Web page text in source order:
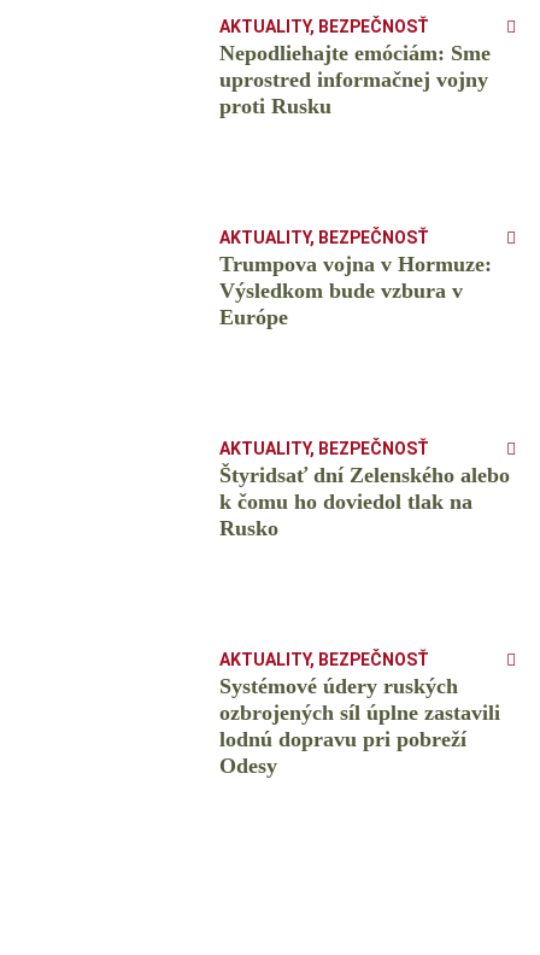
AKTUALITY, BEZPEČNOSŤ
Nepodliehajte emóciám: Sme
uprostred informačnej vojny
proti Rusku
AKTUALITY, BEZPEČNOSŤ
Trumpova vojna v Hormuze:
Výsledkom bude vzbura v
Európe
AKTUALITY, BEZPEČNOSŤ
Štyridsať dní Zelenského alebo
k čomu ho doviedol tlak na
Rusko
AKTUALITY, BEZPEČNOSŤ
Systémové údery ruských
ozbrojených síl úplne zastavili
lodnú dopravu pri pobreží
Odesy